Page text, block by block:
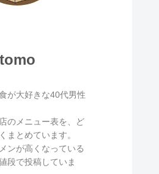
tomo
が大好きな40代男性
のメニュー表を、ど
まとめています。
ンが高くなっている
段で投稿していま